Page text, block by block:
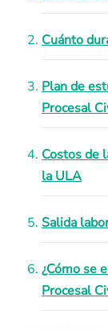
Cuánto
Plan de
Procesal
Costos de
la ULA
Salida
¿Cómo se
Procesal